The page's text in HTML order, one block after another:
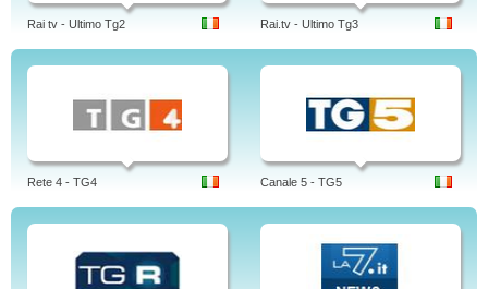
Rai tv - Ultimo Tg2 Rai.tv - Ultimo Tg3
Rete 4 - TG4 Canale 5 - TG5